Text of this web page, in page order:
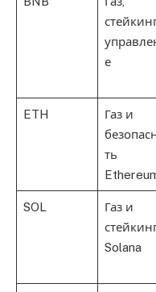
е
ETH
Газ и
ть
SOL
Газ и
Solana